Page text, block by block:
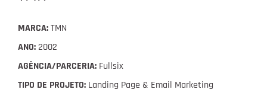
Contactos
MARCA:TMN
ANO:2002
AGÊNCIA/PARCERIA:Fullsix
TIPO DE PROJETO:Landing Page & Email Marketing